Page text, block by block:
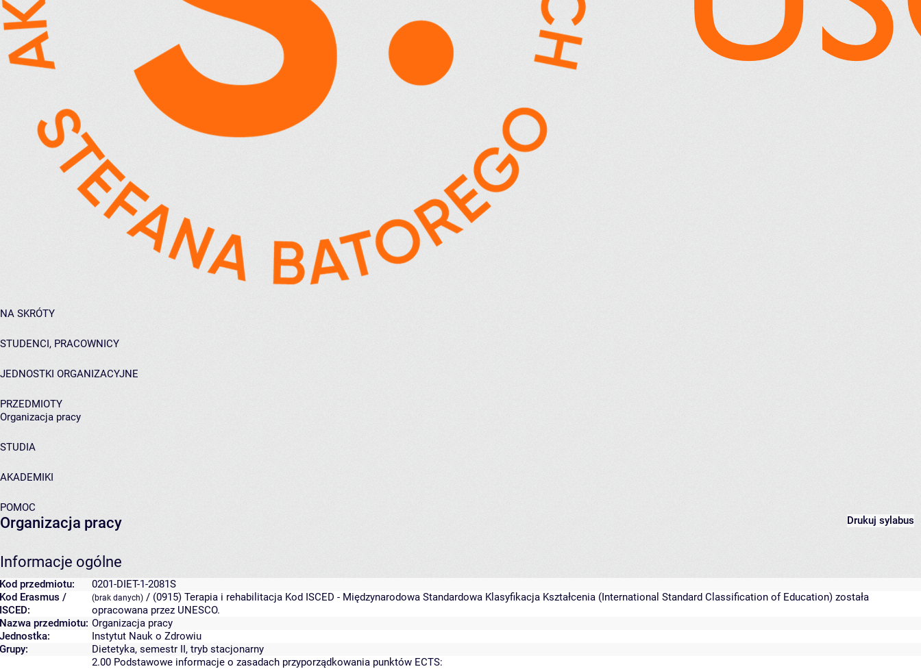
NA SKRÓTY
STUDENCI, PRACOWNICY
JEDNOSTKI ORGANIZACYJNE
PRZEDMIOTY
Organizacja pracy
STUDIA
AKADEMIKI
POMOC
Drukuj sylabus
Organizacja pracy
Informacje ogólne
Kod przedmiotu:
0201-DIET-1-2081S
Kod Erasmus /
ISCED:
(brak danych) / (0915) Terapia i rehabilitacja Kod ISCED - Międzynarodowa Standardowa Klasyfikacja Kształcenia (International Standard Classification of Education) została
opracowana przez UNESCO.
Nazwa przedmiotu: Organizacja pracy
Jednostka:
Instytut Nauk o Zdrowiu
Grupy:
Dietetyka, semestr II, tryb stacjonarny
2.00 Podstawowe informacje o zasadach przyporządkowania punktów ECTS: